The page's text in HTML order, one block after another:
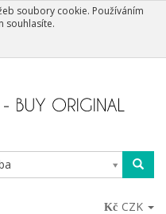
soubory cookie. Používáním
souhlasíte.
CZK